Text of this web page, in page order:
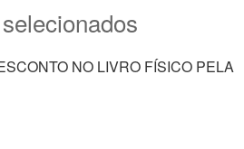
NO LIVRO FÍSICO PELA